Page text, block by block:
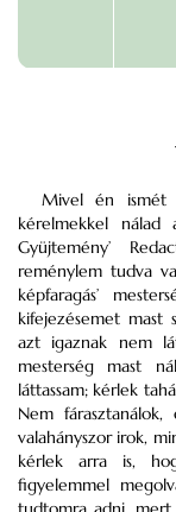
Mivel én ismét
kérelmekkel nálad
Gyüjtemény’
reménylem tudva
képfaragás’
kifejezésemet mast
azt igaznak nem
mesterség mast
láttassam; kérlek
Nem
valahányszor irok,
kérlek arra is,
figyelemmel